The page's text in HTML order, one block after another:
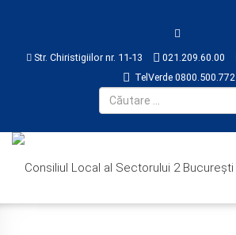
Str. Chiristigiilor nr. 11-13 021.209.60.00
TelVerde 0800.500.772